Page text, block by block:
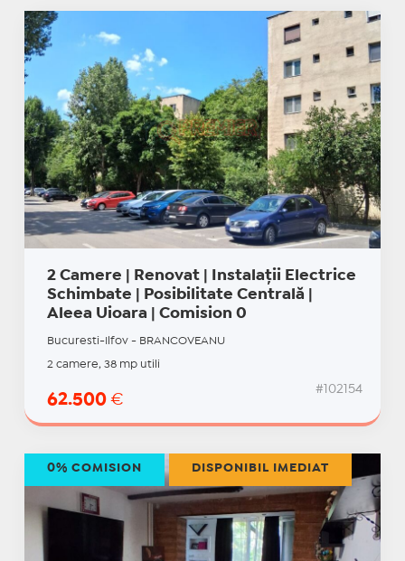
2 Camere | Renovat | Instalații Electrice
Schimbate | Posibilitate Centrală |
Aleea Uioara | Comision 0
Bucuresti-Ilfov - BRANCOVEANU
2 camere, 38 mp utili
62.500 €
#102154
0% COMISION DISPONIBIL IMEDIAT